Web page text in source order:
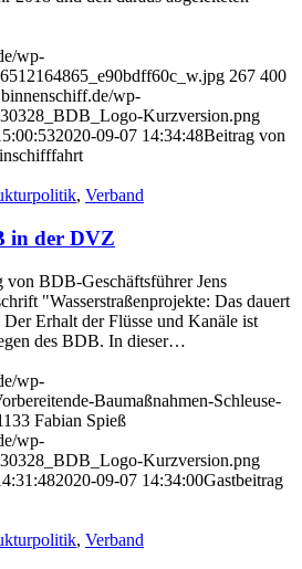
wp-
267 400
wp-
Kurzversion.png
2020-09-07 14:34:48Beitrag von
, Verband
in der DVZ
BDB-Geschäftsführer Jens
"Wasserstraßenprojekte: Das dauert
Erhalt der Flüsse und Kanäle ist
des BDB. In dieser…
wp-
Baumaßnahmen-Schleuse-
Fabian Spieß
wp-
Kurzversion.png
2020-09-07 14:34:00Gastbeitrag
, Verband